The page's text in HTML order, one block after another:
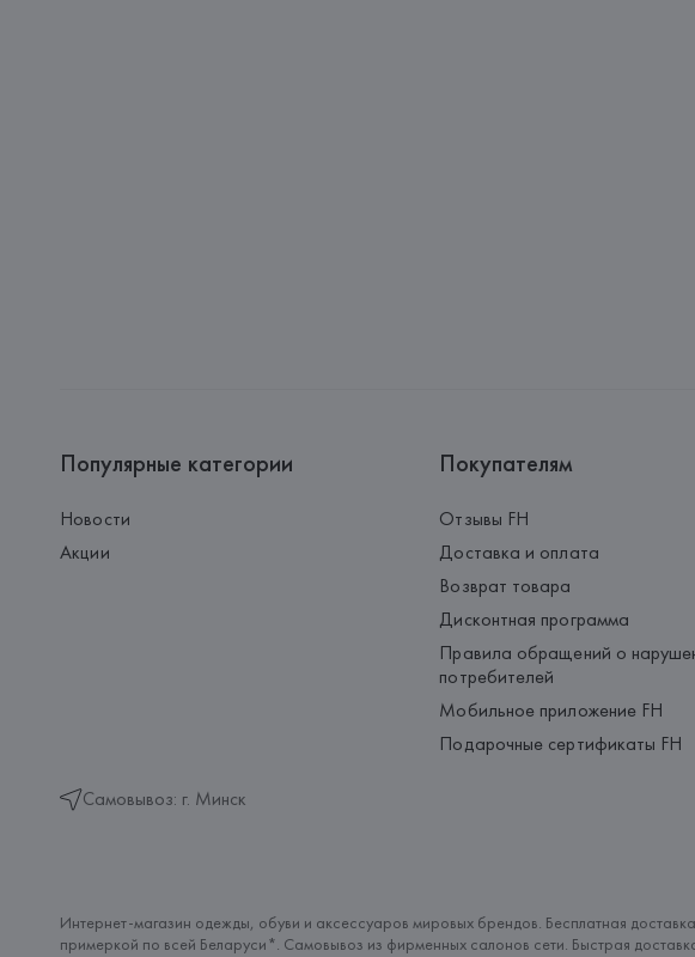
Популярные категории
Новости
Акции
Самовывоз: г. Минск
Покупателям
Отзывы FH
Доставка и оплата
Возврат товара
Дисконтная программа
Правила обращений о
потребителей
Мобильное приложение FH
Подарочные сертификаты FH
Интернет-магазин одежды, обуви и аксессуаров мировых брендов. Бесплатная
примеркой по всей Беларуси*. Самовывоз из фирменных салонов сети. Быстрая